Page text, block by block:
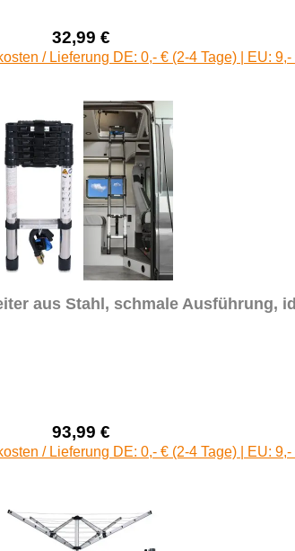
Verkaufspreis:
32,99 €
Regulärer Preis:
/ Lieferung DE: 0,- € (2-4 Tage) | EU: 9,-
aus Stahl, schmale Ausführung,
Verkaufspreis:
93,99 €
Regulärer Preis:
/ Lieferung DE: 0,- € (2-4 Tage) | EU: 9,-